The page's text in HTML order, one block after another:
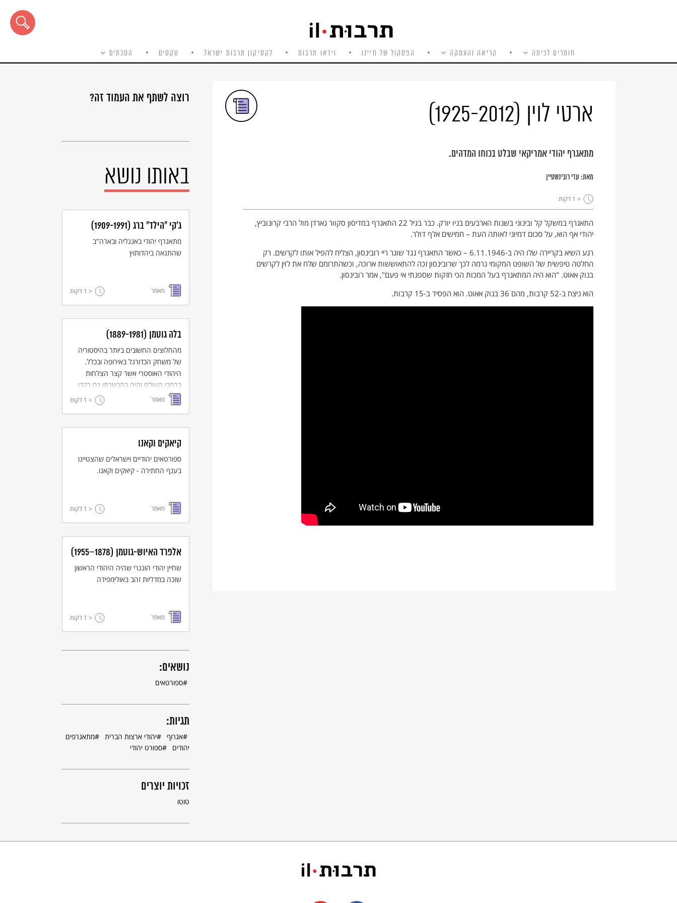
חומרים לכיתה קריאה והעמקה הפסקול של חיינו וידאו תרבות לקסיקון תרבות ישראל טקסים הסכתים
ארטי לוין (1925-2012)
מתאגרף יהודי אמריקאי שבלט בכוחו המדהים.
מאת: עדי רובינשטיין
< 1 דקות
התאגרף במשקל קל ובינוני בשנות הארבעים בניו יורק. כבר בגיל 22 התאגרף במדיסון סקוור גארדן מול הרבי קרונוביץ,
יהודי אף הוא, על סכום דמיוני לאותה העת – חמישים אלף דולר.
רגע השיא בקריירה שלו היה ב-6.11.1946 – כאשר התאגרף נגד שוגר ריי רובינסון, הצליח להפיל אותו לקרשים. רק
החלטה טיפשית של השופט המקומי גרמה לכך שרובינסון זכה להתאוששות ארוכה, וכשהתרומם שלח את לוין לקרשים
בנוק אאוט. "הוא היה המתאגרף בעל המכות הכי חזקות שספגתי אי פעם", אמר רובינסון.
הוא ניצח ב-52 קרבות, מהם 36 בנוק אאוט. הוא הפסיד ב-15 קרבות.
רוצה לשתף את העמוד זה?
באותו נושא
ג'קי "הילד" ברג (1909-1991)
מתאגרף יהודי באנגליה ובארה"ב
שהתגאה ביהדותוץ
מאמר < 1 דקות
בלה גוטמן (1889-1981)
מהחלוצים החשובים ביותר בהיסטוריה
של משחק הכדורגל באירופה ובכלל.
היהודי האוסטרי אשר קצר הצלחות
ברחבי העולם והיה בהכשרתו גם רקדן
בלט מאמר < 1 דקות
קיאקים וקאנו
ספורטאים יהודיים וישראלים שהצטיינו
בענף החתירה - קיאקים וקאנו.
מאמר < 1 דקות
אלפרד האיוש-גוטמן (1878–1955)
שחיין יהודי הונגרי שהיה היהודי הראשון
שזכה במדליות זהב באולימפידה
מאמר < 1 דקות
נושאים:
ספורטאים
תגיות:
אגרוף יהודי ארצות הברית
מתאגרפים
יהודים
ספורט יהודי
זכויות יוצרים
טוטו